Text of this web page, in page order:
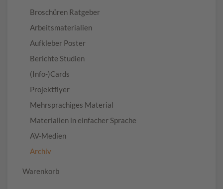
Broschüren Ratgeber
Arbeitsmaterialien
Aufkleber Poster
Berichte Studien
(Info-)Cards
Projektflyer
Mehrsprachiges Material
Materialien in einfacher Sprache
AV-Medien
Archiv
Warenkorb